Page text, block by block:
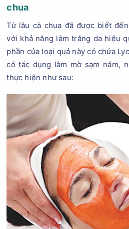
chua
Từ lâu cà chua đã được biết
với khả năng làm trắng da hiệu
phần của loại quả này có chứa
có tác dụng làm mờ sạm nám,
thực hiện như sau: